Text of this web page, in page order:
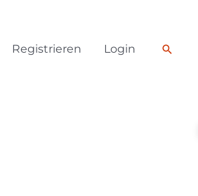
Registrieren Login